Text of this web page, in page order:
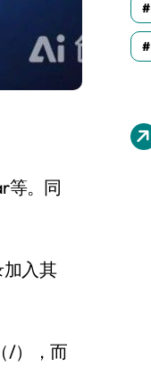
等。同
加入其
/），而